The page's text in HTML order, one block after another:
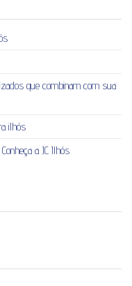
que combinam com sua
ilhós
a JC Ilhós